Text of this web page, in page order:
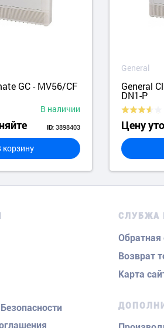
GC - MV56/CF
В наличии
ID: 3898403
В корзину
General
General
DN1-P
Цену
СЛУБЖА
Обратная
Возврат
Карта